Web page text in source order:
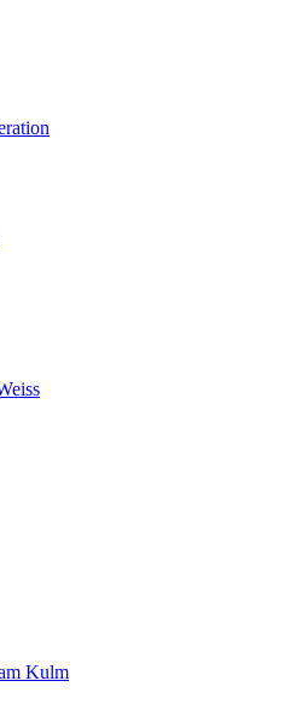
Kulm